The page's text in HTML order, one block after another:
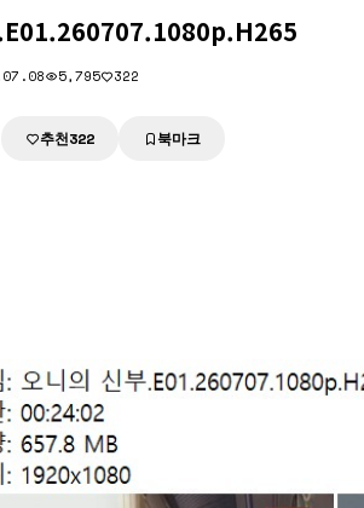
.E01.260707.1080p.H265
5,795 322
추천322 북마크